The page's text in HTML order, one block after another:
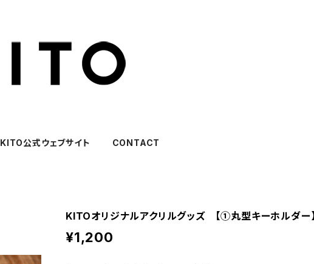
KITO公式ウェブサイト CONTACT
KITOオリジナルアクリルグッズ 【①丸型キーホルダー】
¥1,200